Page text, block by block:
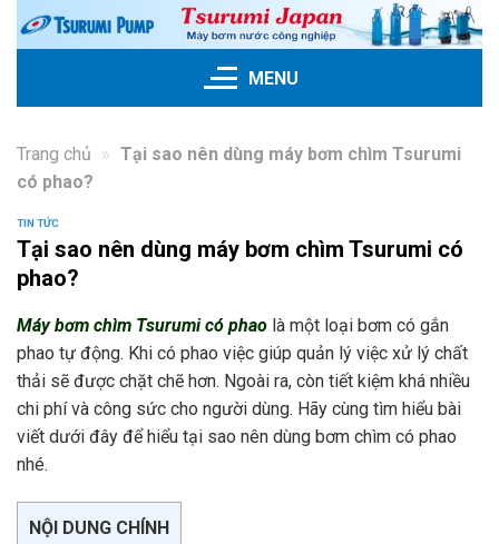
Skip
MENU
Trang chủ » Tại sao nên dùng máy bơm chìm Tsurumi
có phao?
TIN TỨC
Tại sao nên dùng máy bơm chìm Tsurumi có
phao?
Máy bơm chìm Tsurumi có phao là một loại bơm có gắn
phao tự động. Khi có phao việc giúp quản lý việc xử lý chất
thải sẽ được chặt chẽ hơn. Ngoài ra, còn tiết kiệm khá nhiều
chi phí và công sức cho người dùng. Hãy cùng tìm hiểu bài
viết dưới đây để hiểu tại sao nên dùng bơm chìm có phao
nhé.
NỘI DUNG CHÍNH